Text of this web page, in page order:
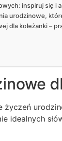
inspiruj się i
urodzinowe,
dla koleżanki –
życzeń
idealnych